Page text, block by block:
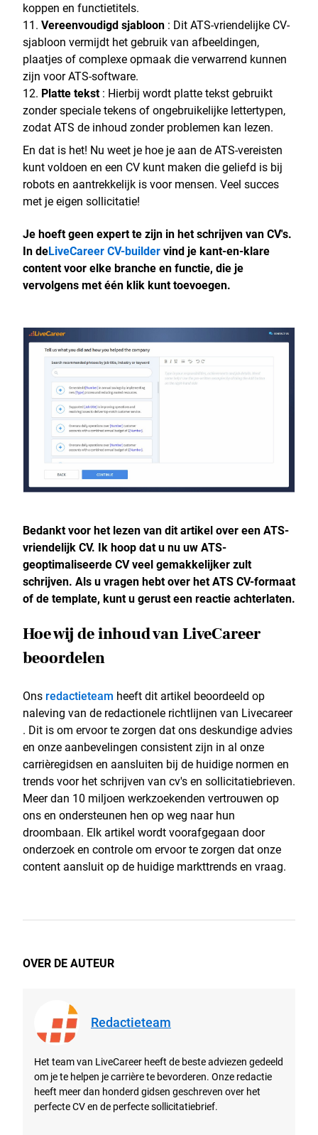
koppen en functietitels.
Vereenvoudigd sjabloon : Dit ATS-vriendelijke CV-
sjabloon vermijdt het gebruik van afbeeldingen,
plaatjes of complexe opmaak die verwarrend kunnen
zijn voor ATS-software.
Platte tekst: Hierbij wordt platte tekst gebruikt
zonder speciale tekens of ongebruikelijke lettertypen,
zodat ATS de inhoud zonder problemen kan lezen.
En dat is het! Nu weet je hoe je aan de ATS-vereisten
kunt voldoen en een CV kunt maken die geliefd is bij
robots en aantrekkelijk is voor mensen. Veel succes
met je eigen sollicitatie!
Je hoeft geen expert te zijn in het schrijven van CV's.
In deLiveCareer CV-buildervind je kant-en-klare
content voor elke branche en functie, die je
vervolgens met één klik kunt toevoegen.
Bedankt voor het lezen van dit artikel over een ATS-
vriendelijk CV. Ik hoop dat u nu uw ATS-
geoptimaliseerde CV veel gemakkelijker zult
schrijven. Als u vragen hebt over het ATS CV-formaat
of de template, kunt u gerust een reactie achterlaten.
Hoe wij de inhoud van LiveCareer
beoordelen
Ons redactieteam heeft dit artikel beoordeeld op
naleving van de redactionele richtlijnen van Livecareer
. Dit is om ervoor te zorgen dat ons deskundige advies
en onze aanbevelingen consistent zijn in al onze
carrièregidsen en aansluiten bij de huidige normen en
trends voor het schrijven van cv's en sollicitatiebrieven.
Meer dan 10 miljoen werkzoekenden vertrouwen op
ons en ondersteunen hen op weg naar hun
droombaan. Elk artikel wordt voorafgegaan door
onderzoek en controle om ervoor te zorgen dat onze
content aansluit op de huidige markttrends en vraag.
OVER DE AUTEUR
Redactieteam
Het team van LiveCareer heeft de beste adviezen gedeeld
om je te helpen je carrière te bevorderen. Onze redactie
heeft meer dan honderd gidsen geschreven over het
perfecte CV en de perfecte sollicitatiebrief.